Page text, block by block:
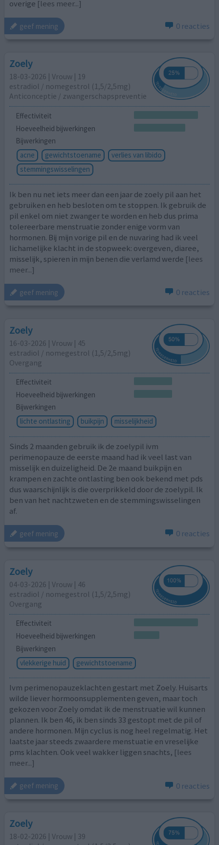
overige [lees meer...]
geef mening 0 reacties
Zoely
18-03-2026 | Vrouw | 19
estradiol / nomegestrol (1,5/2,5mg)
Anticonceptie / zwangerschapspreventie
Effectiviteit
Hoeveelheid bijwerkingen
Bijwerkingen
acne
gewichtstoename
verlies van libido
stemmingswisselingen
Ik ben nu net iets meer dan een jaar de zoely pil aan het
gebruiken en heb besloten om te stoppen. Ik gebruik de
pil enkel om niet zwanger te worden en heb dus prima
tolereerbare menstruatie zonder enige vorm van
hormonen. Bij mijn vorige pil en de nuvaring had ik veel
lichamelijke klacht in de stopweek: overgeven, diaree,
misselijk, spieren in mijn benen die verlamd werde [lees
meer...]
geef mening 0 reacties
Zoely
16-03-2026 | Vrouw | 45
estradiol / nomegestrol (1,5/2,5mg)
Overgang
Effectiviteit
Hoeveelheid bijwerkingen
Bijwerkingen
lichte ontlasting
buikpijn misselijkheid
Sinds 2 maanden gebruik ik de zoelypil ivm
perimenopauze de eerste maand had ik veel last van
misselijk en duizeligheid. De 2e maand buikpijn en
krampen en zachte ontlasting ben ook bekend met pds
dus waarschijnlijk is die overprikkeld door de zoelypil. Ik
ben van het nachtzweten en de stemmingswisselingen
af.
geef mening 0 reacties
Zoely
04-03-2026 | Vrouw | 46
estradiol / nomegestrol (1,5/2,5mg)
Overgang
Effectiviteit
Hoeveelheid bijwerkingen
Bijwerkingen
vlekkerige huid
gewichtstoename
Ivm perimenopauzeklachten gestart met Zoely. Huisarts
wilde liever hormoonsupplementen geven, maar toch
gekozen voor Zoely omdat ik de menstruatie wil kunnen
plannen. Ik ben 46, ik ben sinds 33 gestopt met de pil of
andere hormonen. Mijn cyclus is nog heel regelmatig. Het
laatste jaar steeds zwaardere menstuatie en vreselijke
pms klachten. Ook veel wakker liggen snachts, [lees
meer...]
geef mening 0 reacties
Zoely
18-02-2026 | Vrouw | 39